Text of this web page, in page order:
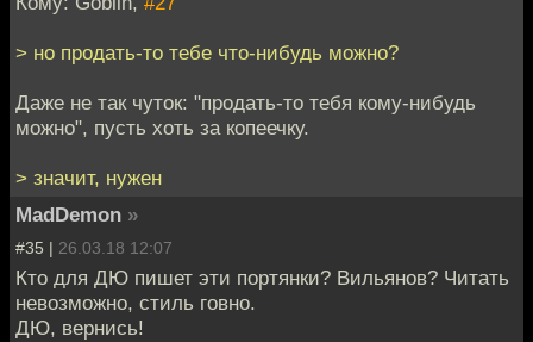
> но продать-то тебе что-нибудь можно?
Даже не так чуток: "продать-то тебя кому-нибудь
можно", пусть хоть за копеечку.
> значит, нужен
MadDemon »
#35 | 26.03.18 12:07
Кто для ДЮ пишет эти портянки? Вильянов? Читать
невозможно, стиль говно.
ДЮ, вернись!